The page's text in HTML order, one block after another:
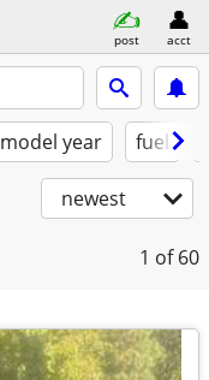
post acct
model year fuel
newest
1 of 60